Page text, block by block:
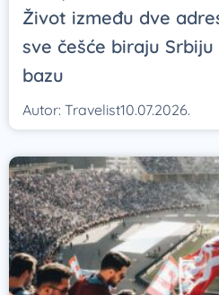
Život između dve
sve češće biraju
bazu
Autor: Travelist10.07.2026.